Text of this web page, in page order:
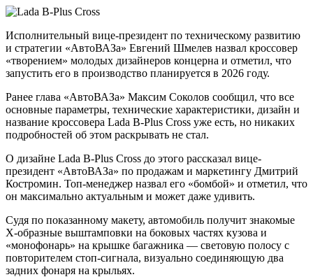
Исполнительный вице-президент по техническому развитию
и стратегии «АвтоВАЗа» Евгений Шмелев назвал кроссовер
«творением» молодых дизайнеров концерна и отметил, что
запустить его в производство планируется в 2026 году.
Ранее глава «АвтоВАЗа» Максим Соколов сообщил, что все
основные параметры, технические характеристики, дизайн и
название кроссовера Lada B-Plus Cross уже есть, но никаких
подробностей об этом раскрывать не стал.
О дизайне Lada B-Plus Cross до этого рассказал вице-
президент «АвтоВАЗа» по продажам и маркетингу Дмитрий
Костромин. Топ-менеджер назвал его «бомбой» и отметил, что
он максимально актуальным и может даже удивить.
Судя по показанному макету, автомобиль получит знакомые
Х-образные выштамповки на боковых частях кузова и
«монофонарь» на крышке багажника — световую полосу с
повторителем стоп-сигнала, визуально соединяющую два
задних фонаря на крыльях.